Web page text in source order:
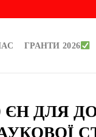
ГРАНТИ 2026
ЄН ДЛЯ